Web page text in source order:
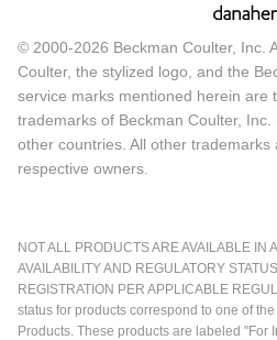
© 2000-2026 Beckman Coulter, Inc.
Coulter, the stylized logo, and the
service marks mentioned herein are
trademarks of Beckman Coulter,
other countries. All other
respective owners.
NOT ALL PRODUCTS ARE AVAILABLE IN
AVAILABILITY AND REGULATORY
REGISTRATION PER APPLICABLE
status for products correspond to one of
Products. These products are labeled "For